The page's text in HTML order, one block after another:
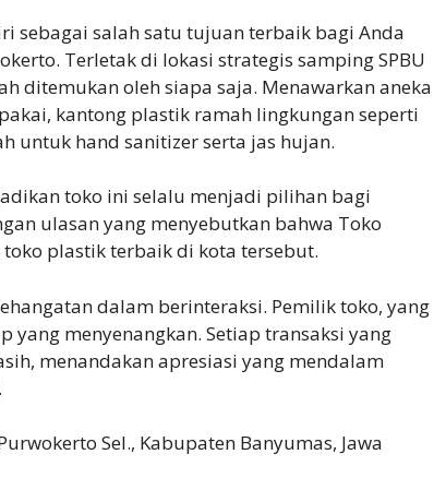
sebagai salah satu tujuan terbaik bagi Anda
Terletak di lokasi strategis samping SPBU
ditemukan oleh siapa saja. Menawarkan aneka
kantong plastik ramah lingkungan seperti
untuk hand sanitizer serta jas hujan.
toko ini selalu menjadi pilihan bagi
ulasan yang menyebutkan bahwa Toko
plastik terbaik di kota tersebut.
dalam berinteraksi. Pemilik toko, yang
menyenangkan. Setiap transaksi yang
menandakan apresiasi yang mendalam
Sel., Kabupaten Banyumas, Jawa